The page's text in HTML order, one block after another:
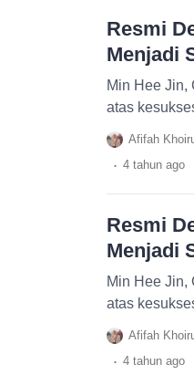
Resmi
Menjadi
Min Hee Jin,
atas
Afifah
. 4 tahun ago
Resmi
Menjadi
Min Hee Jin,
atas
Afifah
. 4 tahun ago